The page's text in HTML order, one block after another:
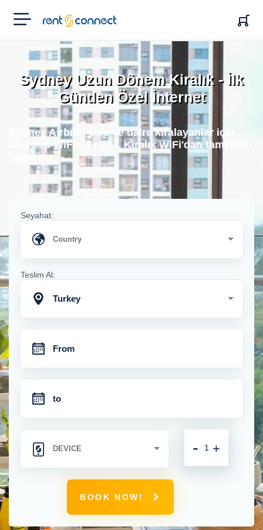
RENT'N
CONNECT
Sydney Uzun Dönem Kiralık - İlk
Günden Özel İnternet
Sydney Airbnb, villa ve daire kiralayanlar için
özel cep WiFi ve eSIM. Kiralık WiFi'dan tamamen
bağımsız.
Seyahat:
Teslim Al:
Turkey
+
-
BOOK NOW!